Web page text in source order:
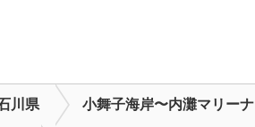
川県 小舞子海岸〜内灘マリーナ